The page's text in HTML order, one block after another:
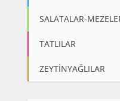
SALATALAR-
TATLILAR
ZEYTİNYAĞLILAR